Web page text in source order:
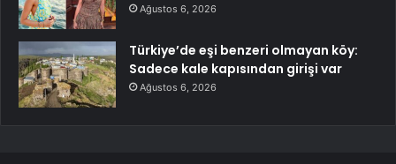
Ağustos 6, 2026
Türkiye’de eşi benzeri olmayan köy:
Sadece kale kapısından girişi var
Ağustos 6, 2026